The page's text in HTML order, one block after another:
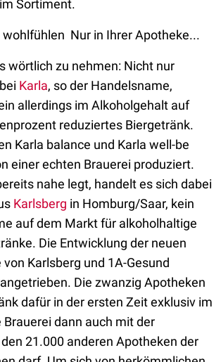
Sortiment.
 Nur in Ihrer Apotheke...
wörtlich zu nehmen: Nicht nur
Karla, so der Handelsname,
allerdings im Alkoholgehalt auf
reduziertes Biergetränk.
Karla balance und Karla well-be
einer echten Brauerei produziert.
nahe legt, handelt es sich dabei
Karlsberg in Homburg/Saar, kein
auf dem Markt für alkoholhaltige
Die Entwicklung der neuen
Karlsberg und 1A-Gesund
Die zwanzig Apotheken
dafür in der ersten Zeit exklusiv im
Brauerei dann auch mit der
21.000 anderen Apotheken der